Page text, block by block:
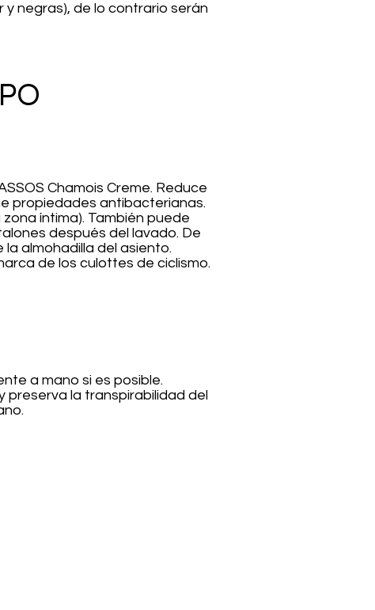
negras), de lo contrario serán
Chamois Creme. Reduce
propiedades antibacterianas.
íntima). También puede
después del lavado. De
almohadilla del asiento.
de los culottes de ciclismo.
a mano si es posible.
preserva la transpirabilidad del